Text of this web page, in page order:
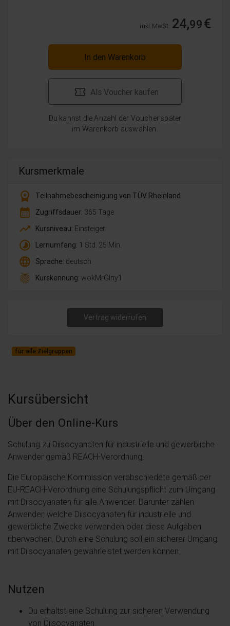
inkl. MwSt. 24,99€
In den Warenkorb
Als Voucher kaufen
Du kannst die Anzahl der Voucher später
im Warenkorb auswählen.
Kursmerkmale
workspace_premium
Teilnahmebescheinigung von TÜV Rheinland
calendar_month Zugriffsdauer: 365 Tage
trending_up Kursniveau: Einsteiger
timelapse Lernumfang: 1 Std. 25 Min.
language Sprache: deutsch
fingerprint Kurskennung: wokMrGlny1
Vertrag widerrufen
für alle Zielgruppen
Kursübersicht
Über den Online-Kurs
Schulung zu Diisocyanaten für industrielle und gewerbliche
Anwender gemäß REACH-Verordnung.
Die Europäische Kommission verabschiedete gemäß der
EU-REACH-Verordnung eine Schulungspflicht zum Umgang
mit Diisocyanaten für alle Anwender. Darunter zählen
Anwender, welche Diisocyanaten für industrielle und
gewerbliche Zwecke verwenden oder diese Aufgaben
überwachen. Durch eine Schulung soll ein sicherer Umgang
mit Diisocyanaten gewährleistet werden können.
Nutzen
Du erhältst eine Schulung zur sicheren Verwendung
von Diisocyanaten.